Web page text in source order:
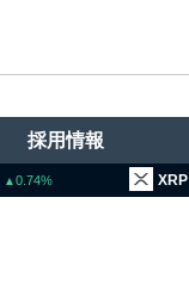
採用情報
0.74 XRP